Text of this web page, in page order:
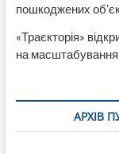
пошкоджених
«Траєкторія»
на масштабування
АРХІВ